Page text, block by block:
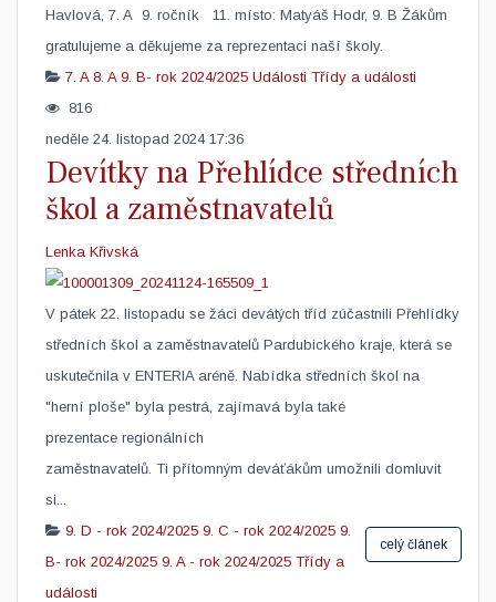
Havlová, 7. A 9. ročník 11. místo: Matyáš Hodr, 9. B Žákům
gratulujeme a děkujeme za reprezentaci naší školy.
7. A 8. A 9. B- rok 2024/2025 Události Třídy a události
816
neděle 24. listopad 2024 17:36
Devítky na Přehlídce středních
škol a zaměstnavatelů
Lenka Křivská
V pátek 22. listopadu se žáci devátých tříd zúčastnili Přehlídky
středních škol a zaměstnavatelů Pardubického kraje, která se
uskutečnila v ENTERIA aréně. Nabídka středních škol na
"herní ploše" byla pestrá, zajímavá byla také
prezentace regionálních
zaměstnavatelů. Ti přítomným deváťákům umožnili domluvit
si...
celý článek
9. D - rok 2024/2025 9. C - rok 2024/2025 9.
B- rok 2024/2025 9. A - rok 2024/2025 Třídy a
události